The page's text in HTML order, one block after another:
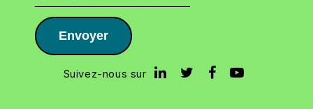
Envoyer
Suivez-nous sur